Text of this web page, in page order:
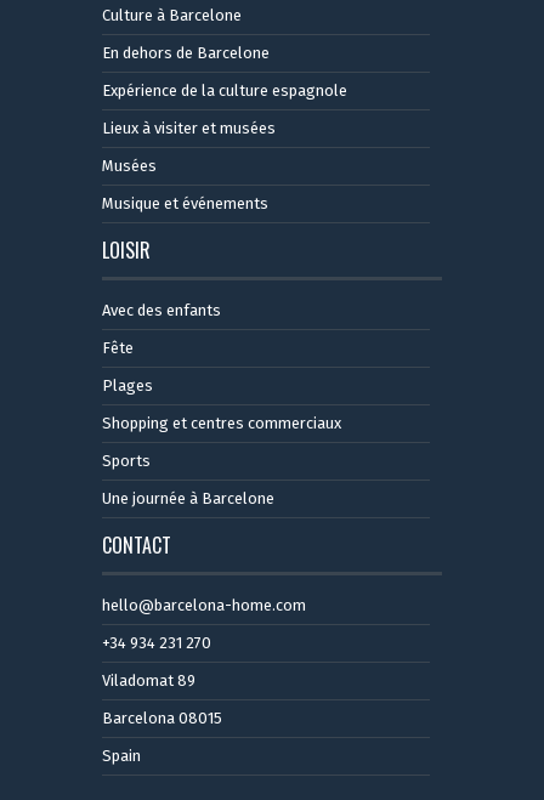
Culture à Barcelone
En dehors de Barcelone
Expérience de la culture espagnole
Lieux à visiter et musées
Musées
Musique et événements
LOISIR
Avec des enfants
Fête
Plages
Shopping et centres commerciaux
Sports
Une journée à Barcelone
CONTACT
hello@barcelona-home.com
+34 934 231 270
Viladomat 89
Barcelona 08015
Spain